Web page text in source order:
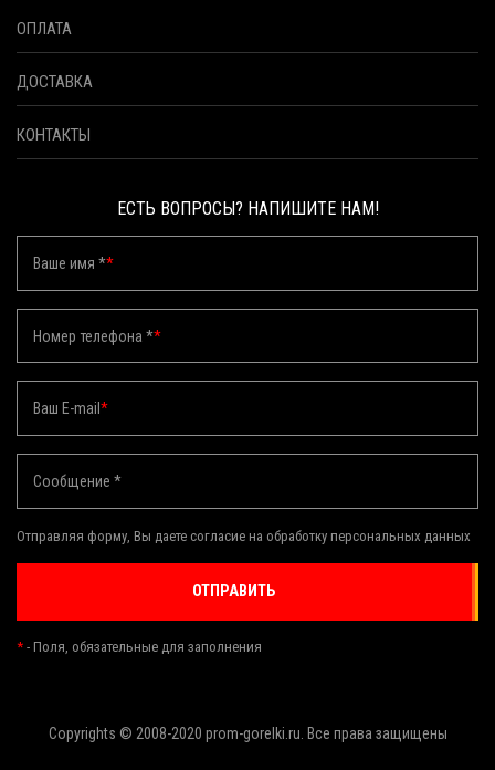
ОПЛАТА
ДОСТАВКА
КОНТАКТЫ
ЕСТЬ ВОПРОСЫ? НАПИШИТЕ НАМ!
Ваше имя **
Номер телефона **
Ваш E-mail *
Сообщение *
Отправляя форму, Вы даете согласие на обработку персональных данных
ОТПРАВИТЬ
* - Поля, обязательные для заполнения
Copyrights © 2008-2020 prom-gorelki.ru. Все права защищены